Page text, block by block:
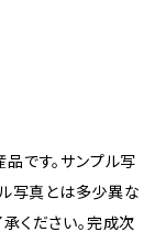
です。サンプル写
写真とは多少異な
ください。完成次